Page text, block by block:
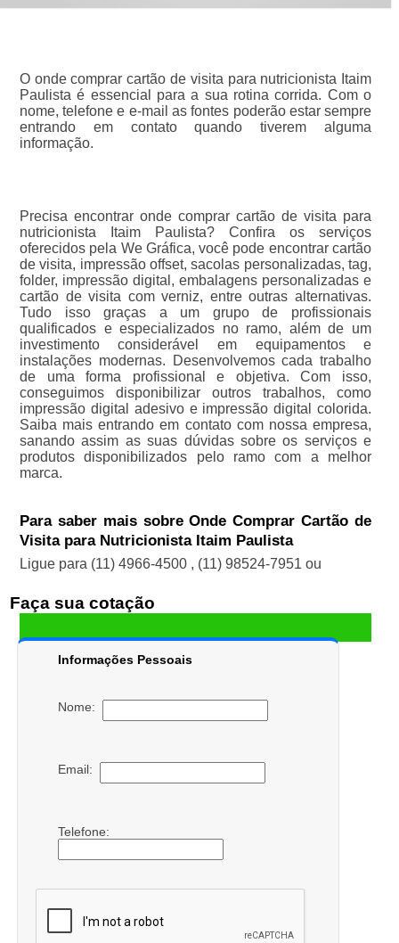
O onde comprar cartão de visita para nutricionista Itaim
Paulista é essencial para a sua rotina corrida. Com o
nome, telefone e e-mail as fontes poderão estar sempre
entrando em contato quando tiverem alguma
informação.
Precisa encontrar onde comprar cartão de visita para
nutricionista Itaim Paulista? Confira os serviços
oferecidos pela We Gráfica, você pode encontrar cartão
de visita, impressão offset, sacolas personalizadas, tag,
folder, impressão digital, embalagens personalizadas e
cartão de visita com verniz, entre outras alternativas.
Tudo isso graças a um grupo de profissionais
qualificados e especializados no ramo, além de um
investimento considerável em equipamentos e
instalações modernas. Desenvolvemos cada trabalho
de uma forma profissional e objetiva. Com isso,
conseguimos disponibilizar outros trabalhos, como
impressão digital adesivo e impressão digital colorida.
Saiba mais entrando em contato com nossa empresa,
sanando assim as suas dúvidas sobre os serviços e
produtos disponibilizados pelo ramo com a melhor
marca.
Para saber mais sobre Onde Comprar Cartão de
Visita para Nutricionista Itaim Paulista
Ligue para (11) 4966-4500 , (11) 98524-7951 ou
Faça sua cotação
Informações Pessoais
Nome:
Email:
Telefone: